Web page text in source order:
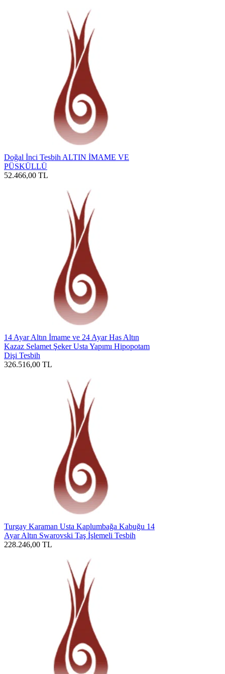
Doğal İnci Tesbih ALTIN İMAME VE
PÜSKÜLLÜ
52.466,00 TL
14 Ayar Altın İmame ve 24 Ayar Has Altın
Kazaz Selamet Şeker Usta Yapımı Hipopotam
Dişi Tesbih
326.516,00 TL
Turgay Karaman Usta Kaplumbağa Kabuğu 14
Ayar Altın Swarovski Taş İşlemeli Tesbih
228.246,00 TL